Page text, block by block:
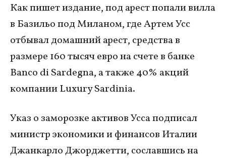
Как пишет издание, под арест попали вилла
в Базильо под Миланом, где Артем Усс
отбывал домашний арест, средства в
размере 160 тысяч евро на счете в банке
Banco di Sardegna, а также 40% акций
компании Luxury Sardinia.
Указ о заморозке активов Усса подписал
министр экономики и финансов Италии
Джанкарло Джорджетти, сославшись на